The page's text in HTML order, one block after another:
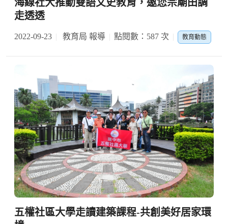
海線社大推動雙語文史教育，邀您宗廟田調
走透透
2022-09-23 教育局 報導 點閱數：587 次 教育動態
五權社區大學走讀建築課程-共創美好居家環